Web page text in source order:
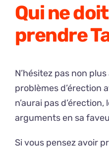
Qui ne
prendre
N’hésitez pas non
problèmes d’érection
n’aurai pas
arguments en sa
Si vous pensez avoir